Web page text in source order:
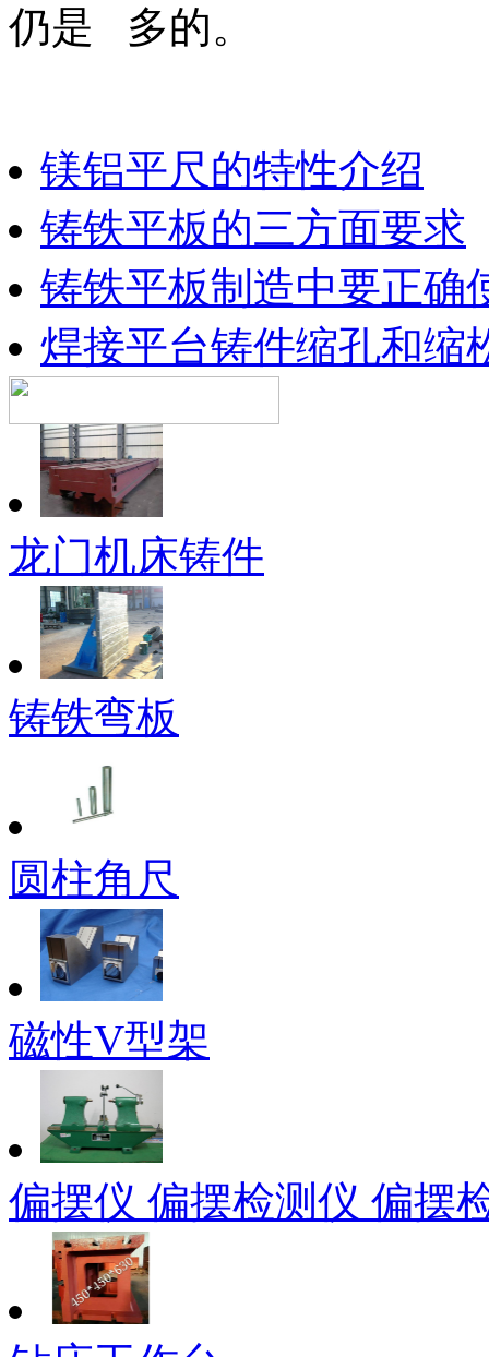
仍是 多的。
镁铝平尺的特性介绍
铸铁平板的三方面要求
铸铁平板制造中要正确
焊接平台铸件缩孔和缩
龙门机床铸件
铸铁弯板
圆柱角尺
磁性V型架
偏摆仪 偏摆检测仪 偏摆